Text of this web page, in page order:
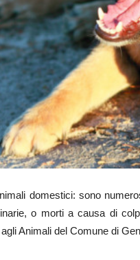
domestici: sono
o morti a causa di
Animali del Comune di